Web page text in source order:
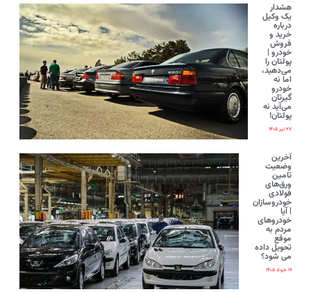
هشدار
یک وکیل
درباره
خرید و
فروش
خودرو |
پولتان را
می‌دهید،
اما نه
خودرو
گیرتان
می‌آید نه
پولتان!
۲۷ تیر ۱۴۰۵
آخرین
وضعیت
تامین
ورق‌های
فولادی
خودروسازان
| آیا
خودروهای
مردم به
موقع
تحویل داده
می شود؟
۱۹ خرداد ۱۴۰۵